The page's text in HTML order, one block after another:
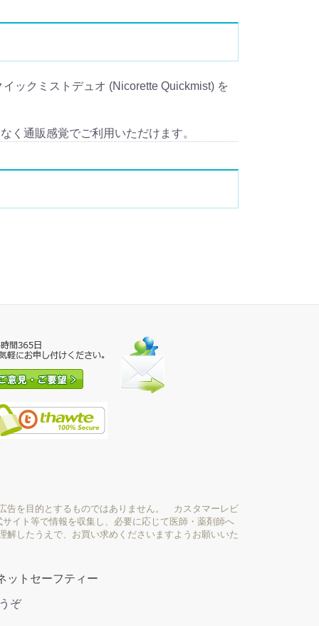
ックミストデュオ (Nicorette Quickmist) を
く通販感覚でご利用いただけます。
告を目的とするものではありません。 カスタマーレビ
イト等で情報を収集し、必要に応じて医師・薬剤師へ
したうえで、お買い求めくださいますようお願いいた
ットセーフティー
ぞ